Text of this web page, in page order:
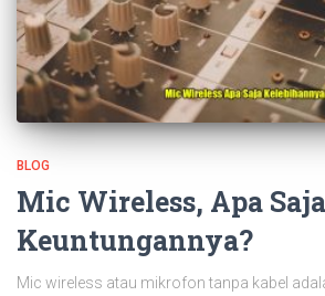
BLOG
Mic Wireless, Apa Saja
Keuntungannya?
Mic wireless atau mikrofon tanpa kabel